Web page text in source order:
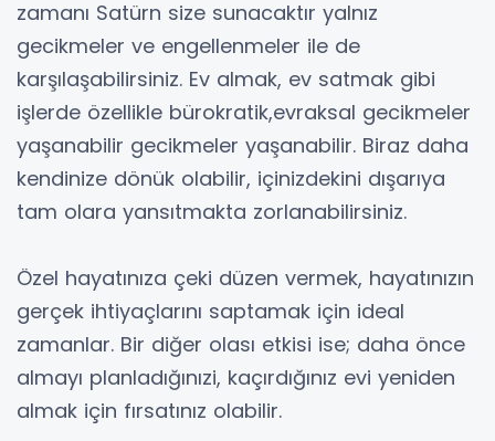
zamanı Satürn size sunacaktır yalnız
gecikmeler ve engellenmeler ile de
karşılaşabilirsiniz. Ev almak, ev satmak gibi
işlerde özellikle bürokratik,evraksal gecikmeler
yaşanabilir gecikmeler yaşanabilir. Biraz daha
kendinize dönük olabilir, içinizdekini dışarıya
tam olara yansıtmakta zorlanabilirsiniz.
Özel hayatınıza çeki düzen vermek, hayatınızın
gerçek ihtiyaçlarını saptamak için ideal
zamanlar. Bir diğer olası etkisi ise; daha önce
almayı planladığınızi, kaçırdığınız evi yeniden
almak için fırsatınız olabilir.